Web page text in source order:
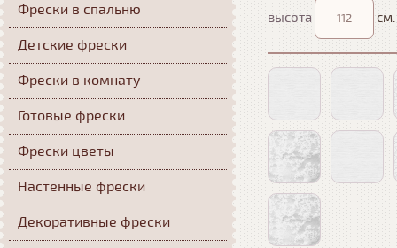
высота см.
Фрески в спальню
Детские фрески
Фрески в комнату
Готовые фрески
Фрески цветы
Настенные фрески
Декоративные фрески